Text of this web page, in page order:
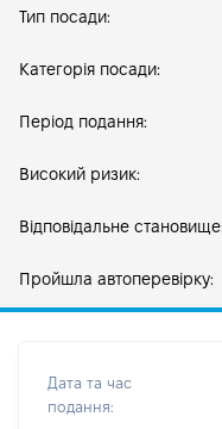
Тип посади:
Категорія посади:
Період подання:
Високий ризик:
Відповідальне
Пройшла автоперевірку:
Дата та час
подання: